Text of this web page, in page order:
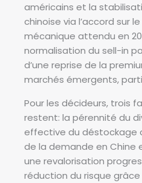
américains et la
chinoise via l’accord sur
mécanique attendu en
normalisation du sell-in
d’une reprise de la
marchés émergents,
Pour les décideurs, trois
restent: la pérennité du
effective du déstockage
de la demande en Chine
une revalorisation
réduction du risque